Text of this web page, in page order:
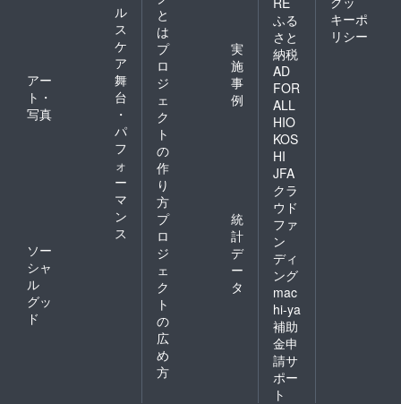
ル
ス
ケ
ア
アー
ト・
写真
舞
台
・
パ
フ
ォ
ー
マ
ン
ス
ソー
シャ
ル
グッ
ド
と
は
プ
ロ
ジ
ェ
ク
ト
の
作
り
方
実
施
事
例
プ
ロ
ジ
ェ
ク
ト
の
広
め
方
統
計
デ
ー
タ
ふる
さと
納税
AD
FOR
ALL
HIO
KOS
HI
JFA
クラ
ウド
ファ
ン
ディ
ング
mac
hi-ya
補助
金申
請サ
ポー
ト
キーポ
リシー